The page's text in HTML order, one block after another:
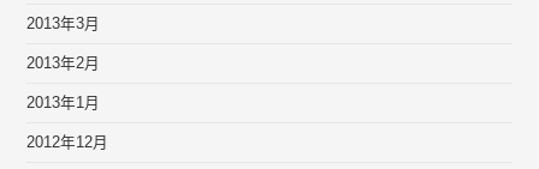
2013年3月
2013年2月
2013年1月
2012年12月